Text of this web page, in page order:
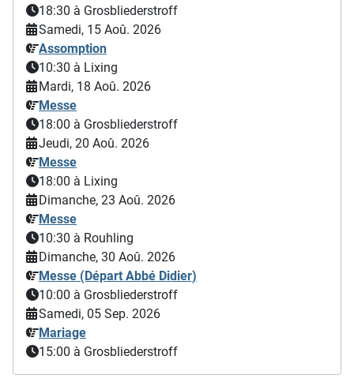
18:30 à Grosbliederstroff
Samedi, 15 Aoû. 2026
Assomption
10:30 à Lixing
Mardi, 18 Aoû. 2026
Messe
18:00 à Grosbliederstroff
Jeudi, 20 Aoû. 2026
Messe
18:00 à Lixing
Dimanche, 23 Aoû. 2026
Messe
10:30 à Rouhling
Dimanche, 30 Aoû. 2026
Messe (Départ Abbé Didier)
10:00 à Grosbliederstroff
Samedi, 05 Sep. 2026
Mariage
15:00 à Grosbliederstroff